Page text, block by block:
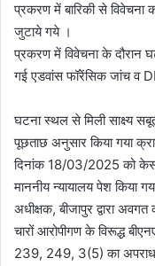
प्रकरण में बारिकी से विवेचना
जुटाये गये ।
प्रकरण में विवेचना के दौरान
गई एडवांस फॉरेंसिक जांच व
घटना स्थल से मिली साक्ष्य
पूछताछ अनुसार किया गया
दिनांक 18/03/2025 को केस
माननीय न्यायालय पेश किया
अधीक्षक, बीजापुर द्वारा
चारों आरोपीगण के विरूद्ध
239, 249, 3(5) का अपराध